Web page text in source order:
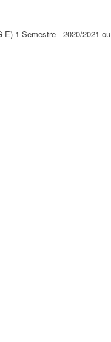
1 Semestre - 2020/2021 ou